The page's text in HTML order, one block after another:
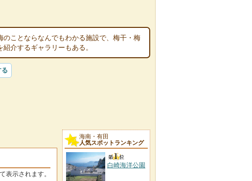
ことならなんでもわかる施設で、梅干・梅
介するギャラリーもある。
る
表示されます。
海南・有田
人気スポットランキング
白崎海洋公園